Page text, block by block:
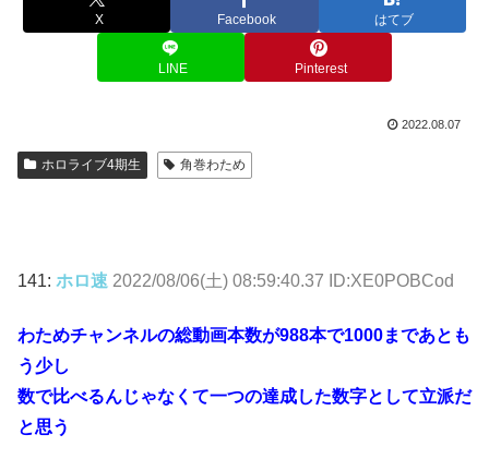
X Facebook はてブ
LINE Pinterest
2022.08.07
ホロライブ4期生 角巻わため
141: ホロ速 2022/08/06(土) 08:59:40.37 ID:XE0POBCod
わためチャンネルの総動画本数が988本で1000まであとも
う少し
数で比べるんじゃなくて一つの達成した数字として立派だ
と思う